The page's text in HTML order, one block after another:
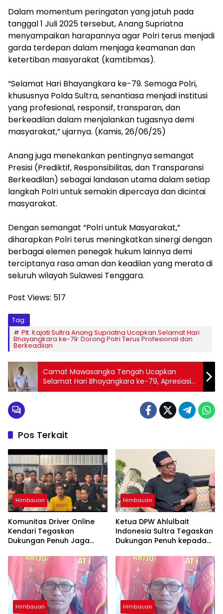
Dalam momentum peringatan yang jatuh pada
tanggal 1 Juli 2025 tersebut, Anang Supriatna
menyampaikan harapannya agar Polri terus menjadi
garda terdepan dalam menjaga keamanan dan
ketertiban masyarakat (kamtibmas).
“Selamat Hari Bhayangkara ke-79. Semoga Polri,
khususnya Polda Sultra, senantiasa menjadi institusi
yang profesional, responsif, transparan, dan
berkeadilan dalam menjalankan tugasnya demi
masyarakat,” ujarnya. (Kamis, 26/06/25)
Anang juga menekankan pentingnya semangat
Presisi (Prediktif, Responsibilitas, dan Transparansi
Berkeadilan) sebagai landasan utama dalam setiap
langkah Polri untuk semakin dipercaya dan dicintai
masyarakat.
Dengan semangat “Polri untuk Masyarakat,”
diharapkan Polri terus meningkatkan sinergi dengan
berbagai elemen penegak hukum lainnya demi
terciptanya rasa aman dan keadilan yang merata di
seluruh wilayah Sulawesi Tenggara.
Post Views: 517
Tag:
Plt. Kajati Sultra Anang Supriatna Ucapkan Selamat Hari
Bhayangkara ke-79: Dorong Polri Terus Profesional dan
Berkeadilan
Camat Mawasangka Tengah Ucapkan
Selamat Hari Bhayangkara ke-79, Apresiasi
Kinerja Polri
Pos Terkait
Himbauan
Komunitas Driver Online
Kendari Tegaskan
Dukungan Penuh Jaga
Keselamatan Berlalu Lintas
Himbauan
Ketua DPW Ahlulbait
Indonesia Sultra Tegaskan
Dukungan Penuh kepada
Kamtibmas
Himbauan Himbauan